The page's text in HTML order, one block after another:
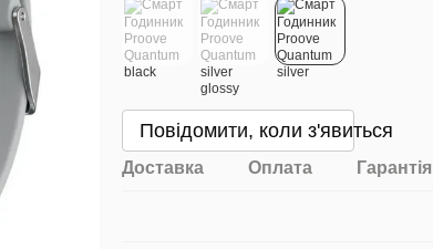
Повідомити, коли з'явиться
Доставка Оплата Гарантія